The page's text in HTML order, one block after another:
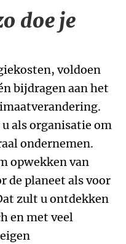
doe je
voldoen
bijdragen aan het
als organisatie om
ondernemen.
opwekken van
de planeet als voor
zult u ontdekken
en met veel